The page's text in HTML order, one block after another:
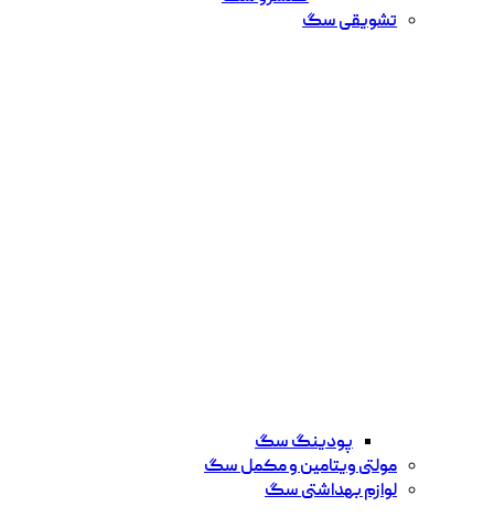
تشویقی سگ
پودینگ سگ
مولتی ویتامین و مکمل سگ
لوازم بهداشتی سگ